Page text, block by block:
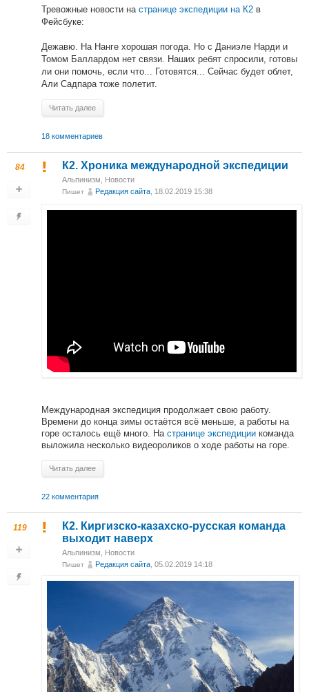
Тревожные новости на странице экспедиции на К2 в
Фейсбуке:
Дежавю. На Нанге хорошая погода. Но с Даниэле Нарди и
Томом Баллардом нет связи. Наших ребят спросили, готовы
ли они помочь, если что... Готовятся... Сейчас будет облет,
Али Садпара тоже полетит.
Читать далее
18 комментариев
84 К2. Хроника международной экспедиции
Альпинизм Новости
Пишет Редакция сайта , 18.02.2019 15:38
Международная экспедиция продолжает свою работу.
Времени до конца зимы остаётся всё меньше, а работы на
горе осталось ещё много. На странице экспедиции команда
выложила несколько видеороликов о ходе работы на горе.
Читать далее
22 комментария
119
К2. Киргизско-казахско-русская команда
выходит наверх
Альпинизм Новости
Пишет Редакция сайта , 05.02.2019 14:18